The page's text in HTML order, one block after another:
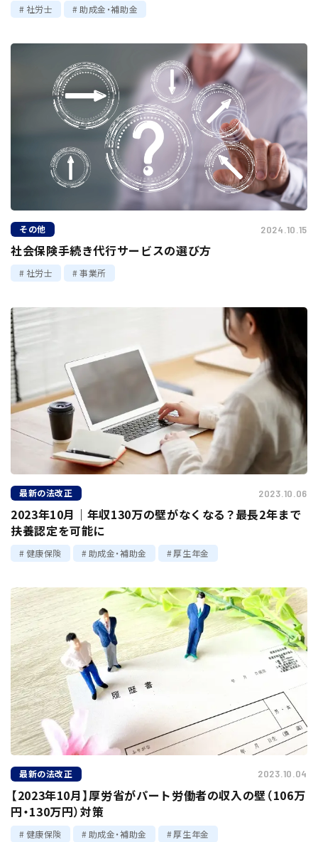
社労士 助成金・補助金
その他 2024.10.15
社会保険手続き代行サービスの選び方
社労士 事業所
最新の法改正 2023.10.06
2023年10月｜年収130万の壁がなくなる？最長2年まで
扶養認定を可能に
健康保険 助成金・補助金 厚生年金
最新の法改正 2023.10.04
【2023年10月】厚労省がパート労働者の収入の壁（106万
円・130万円）対策
健康保険 助成金・補助金 厚生年金